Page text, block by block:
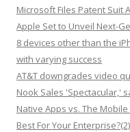
Microsoft Files Patent Suit
Apple Set to Unveil Next-
8 devices other than the
with varying success
AT&T downgrades video
Nook Sales 'Spectacular,'
Native Apps vs. The
Best For Your Enterprise?(2)